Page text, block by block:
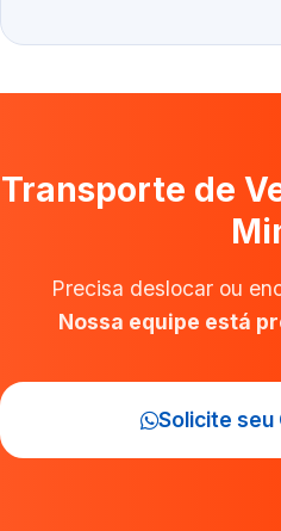
Transporte de
Precisa deslocar ou
Nossa equipe está
Solicite